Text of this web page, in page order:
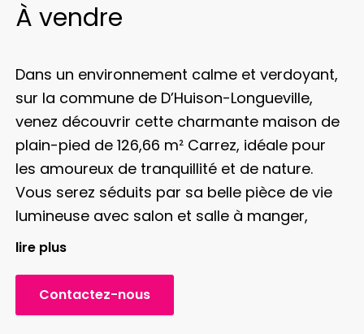
À vendre
Dans un environnement calme et verdoyant,
sur la commune de D’Huison-Longueville,
venez découvrir cette charmante maison de
plain-pied de 126,66 m² Carrez, idéale pour
les amoureux de tranquillité et de nature.
Vous serez séduits par sa belle pièce de vie
lumineuse avec salon et salle à manger,
ouverte sur la terrasse et le jardin, offrant un
cuisine ouverte complète harmonieusement
cet espace de réception.
lire plus
Contactez-nous